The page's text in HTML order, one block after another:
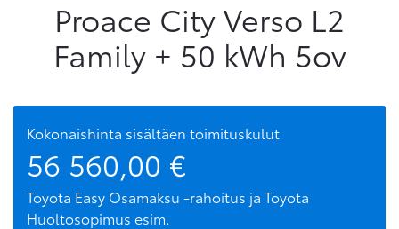
Proace City Verso L2
Family + 50 kWh 5ov
Kokonaishinta sisältäen toimituskulut
56 560,00 €
Toyota Easy Osamaksu -rahoitus ja Toyota
Huoltosopimus esim.